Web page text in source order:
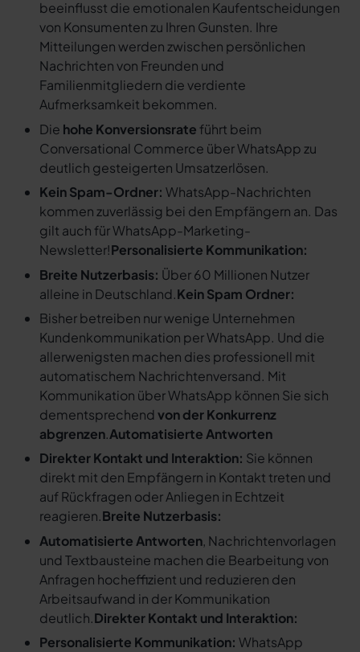
beeinflusst die emotionalen Kaufentscheidungen
von Konsumenten zu Ihren Gunsten. Ihre
Mitteilungen werden zwischen persönlichen
Nachrichten von Freunden und
Familienmitgliedern die verdiente
Aufmerksamkeit bekommen.
Die hohe Konversionsrate führt beim
Conversational Commerce über WhatsApp zu
deutlich gesteigerten Umsatzerlösen.
Kein Spam-Ordner: WhatsApp-Nachrichten
kommen zuverlässig bei den Empfängern an. Das
gilt auch für WhatsApp-Marketing-
Newsletter!Personalisierte Kommunikation:
Breite Nutzerbasis: Über 60 Millionen Nutzer
alleine in Deutschland.Kein Spam Ordner:
Bisher betreiben nur wenige Unternehmen
Kundenkommunikation per WhatsApp. Und die
allerwenigsten machen dies professionell mit
automatischem Nachrichtenversand. Mit
Kommunikation über WhatsApp können Sie sich
dementsprechendvon der Konkurrenz
abgrenzen.Automatisierte Antworten
Direkter Kontakt und Interaktion: Sie können
direkt mit den Empfängern in Kontakt treten und
auf Rückfragen oder Anliegen in Echtzeit
reagieren.Breite Nutzerbasis:
Automatisierte Antworten, Nachrichtenvorlagen
und Textbausteine machen die Bearbeitung von
Anfragen hocheffizient und reduzieren den
Arbeitsaufwand in der Kommunikation
deutlich.Direkter Kontakt und Interaktion:
Personalisierte Kommunikation: WhatsApp